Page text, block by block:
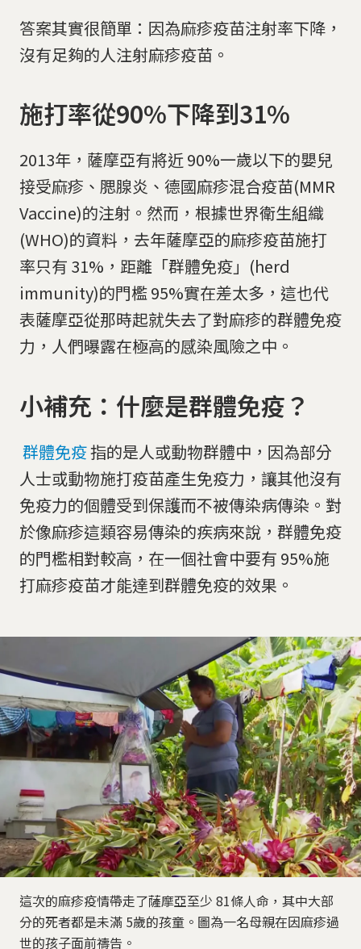
答案其實很簡單：因為麻疹疫苗注射率下降，
沒有足夠的人注射麻疹疫苗。
施打率從90%下降到31%
2013年，薩摩亞有將近 90%一歲以下的嬰兒
接受麻疹、腮腺炎、德國麻疹混合疫苗(MMR
Vaccine)的注射。然而，根據世界衛生組織
(WHO)的資料，去年薩摩亞的麻疹疫苗施打
率只有 31%，距離「群體免疫」(herd
immunity)的門檻 95%實在差太多，這也代
表薩摩亞從那時起就失去了對麻疹的群體免疫
力，人們曝露在極高的感染風險之中。
小補充：什麼是群體免疫？
群體免疫指的是人或動物群體中，因為部分
人士或動物施打疫苗產生免疫力，讓其他沒有
免疫力的個體受到保護而不被傳染病傳染。對
於像麻疹這類容易傳染的疾病來說，群體免疫
的門檻相對較高，在一個社會中要有 95%施
打麻疹疫苗才能達到群體免疫的效果。
這次的麻疹疫情帶走了薩摩亞至少 81條人命，其中大部
分的死者都是未滿 5歲的孩童。圖為一名母親在因麻疹過
世的孩子面前禱告。